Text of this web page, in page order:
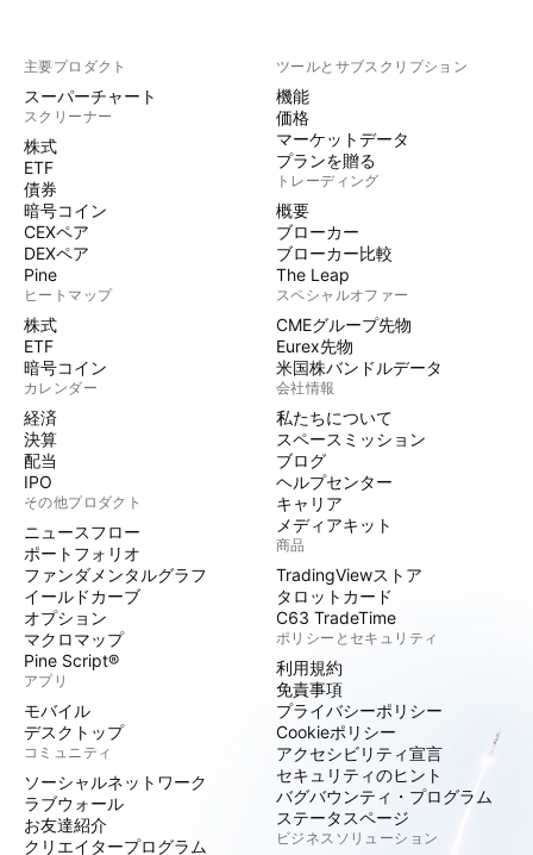
主要プロダクト
スーパーチャート
スクリーナー
株式
ETF
債券
暗号コイン
CEXペア
DEXペア
Pine
ヒートマップ
株式
ETF
暗号コイン
カレンダー
経済
決算
配当
IPO
その他プロダクト
ニュースフロー
ポートフォリオ
ファンダメンタルグラフ
イールドカーブ
オプション
マクロマップ
Pine Script®
アプリ
モバイル
デスクトップ
コミュニティ
ソーシャルネットワーク
ラブウォール
お友達紹介
クリエイタープログラム
ツールとサブスクリプション
機能
価格
マーケットデータ
プランを贈る
トレーディング
概要
ブローカー
ブローカー比較
The Leap
スペシャルオファー
CMEグループ先物
Eurex先物
米国株バンドルデータ
会社情報
私たちについて
スペースミッション
ブログ
ヘルプセンター
キャリア
メディアキット
商品
TradingViewストア
タロットカード
C63 TradeTime
ポリシーとセキュリティ
利用規約
免責事項
プライバシーポリシー
Cookieポリシー
アクセシビリティ宣言
セキュリティのヒント
バグバウンティ・プログラム
ステータスページ
ビジネスソリューション